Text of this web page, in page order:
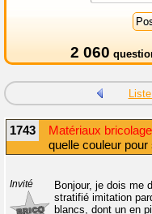
2 060
1743 Matériaux
quelle couleur
Invité
Bonjour, je dois me
stratifié imitation
blancs, dont un en